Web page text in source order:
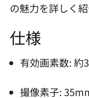
の魅力を詳しく紹
仕様
有効画素数: 約
撮像素子: